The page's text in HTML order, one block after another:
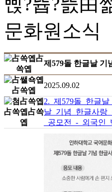
제579돌 한글날 기
2025.09.02
2._제579돌_한글
날_기념_한글사랑
_공모전_-_외국인